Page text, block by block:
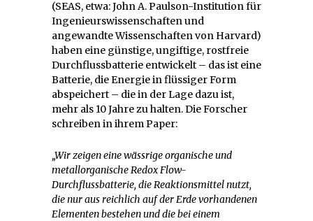
(SEAS, etwa: John A. Paulson-Institution für
Ingenieurswissenschaften und
angewandte Wissenschaften von Harvard)
haben eine günstige, ungiftige, rostfreie
Durchflussbatterie entwickelt – das ist eine
Batterie, die Energie in flüssiger Form
abspeichert – die in der Lage dazu ist,
mehr als 10 Jahre zu halten. Die Forscher
schreiben in ihrem Paper:
„Wir zeigen eine wässrige organische und
metallorganische Redox Flow-
Durchflussbatterie, die Reaktionsmittel nutzt,
die nur aus reichlich auf der Erde vorhandenen
Elementen bestehen und die bei einem